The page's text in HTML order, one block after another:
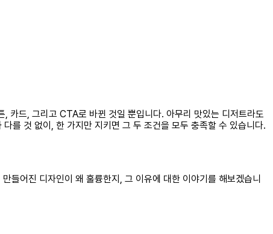
카드, 그리고 CTA로 바뀐 것일 뿐입니다. 아무리 맛있는 디저트라도
를 것 없이, 한 가지만 지키면 그 두 조건을 모두 충족할 수 있습니다.
들어진 디자인이 왜 훌륭한지, 그 이유에 대한 이야기를 해보겠습니